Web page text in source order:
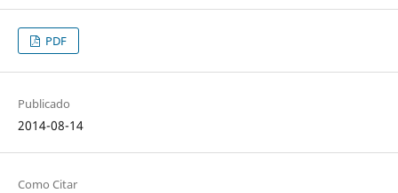
PDF
Publicado
2014-08-14
Como Citar